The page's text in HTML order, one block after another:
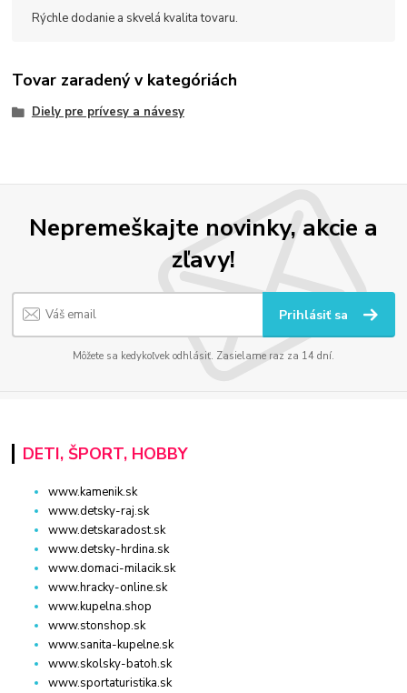
Rýchle dodanie a skvelá kvalita tovaru.
Tovar zaradený v kategóriách
Diely pre prívesy a návesy
Nepremeškajte novinky, akcie a
zľavy!
Prihlásiť sa
Môžete sa kedykoľvek odhlásiť. Zasielame raz za 14 dní.
DETI, ŠPORT, HOBBY
www.kamenik.sk
www.detsky-raj.sk
www.detskaradost.sk
www.detsky-hrdina.sk
www.domaci-milacik.sk
www.hracky-online.sk
www.kupelna.shop
www.stonshop.sk
www.sanita-kupelne.sk
www.skolsky-batoh.sk
www.sportaturistika.sk